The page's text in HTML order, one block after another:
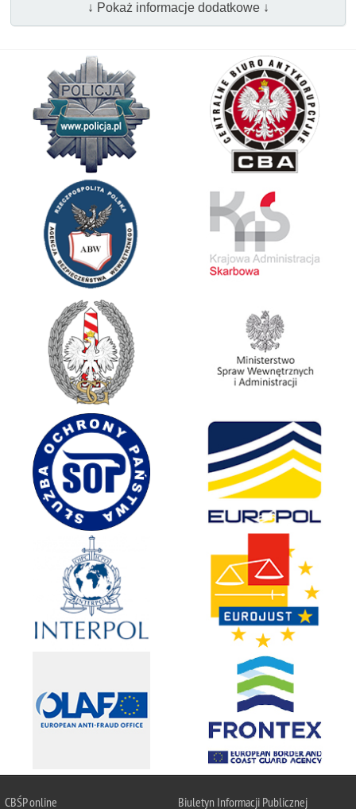
↓ Pokaż informacje dodatkowe ↓
CBŚPonline Biuletyn Informacji Publicznej